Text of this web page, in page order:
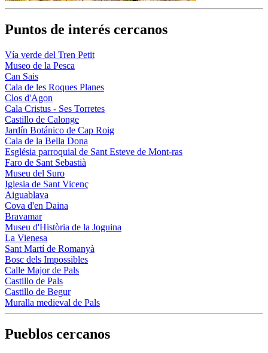
Puntos de interés cercanos
Vía verde del Tren Petit
Museo de la Pesca
Can Sais
Cala de les Roques Planes
Clos d'Agon
Cala Cristus - Ses Torretes
Castillo de Calonge
Jardín Botánico de Cap Roig
Cala de la Bella Dona
Església parroquial de Sant Esteve de Mont-ras
Faro de Sant Sebastià
Museu del Suro
Iglesia de Sant Vicenç
Aiguablava
Cova d'en Daina
Bravamar
Museu d'Història de la Joguina
La Vienesa
Sant Martí de Romanyà
Bosc dels Impossibles
Calle Major de Pals
Castillo de Pals
Castillo de Begur
Muralla medieval de Pals
Pueblos cercanos